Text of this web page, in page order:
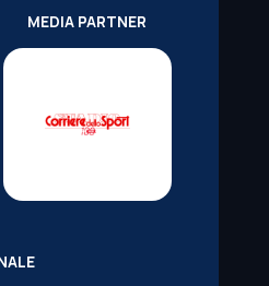
MEDIA PARTNER